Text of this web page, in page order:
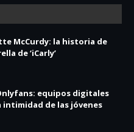
McCurdy: la historia de
de ‘iCarly’
equipos digitales
de las jóvenes